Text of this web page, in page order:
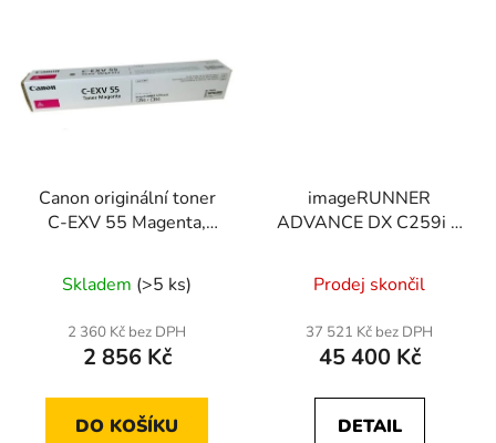
Canon originální toner
C-EXV 55 Magenta,
Skladem (>5 ks)
2 360 Kč bez DPH
2 856 Kč
DO KOŠÍKU
imageRUNNER
ADVANCE DX C259i +
Prodej skončil
37 521 Kč bez DPH
45 400 Kč
DETAIL